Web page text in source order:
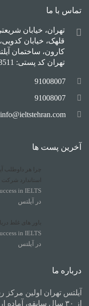
تماس با ما
تهران، خیابان
قلهک، خیابان
کارون، ساختمان
تهران کد پستی: 1913853511
91008007
91008007
info@ieltstehran.com
آخرین پست ها
چرا هر داوطلب
استاندارد شرکت
in IELTS
در آیلتس
باور های غلط
in IELTS
در آیلتس
درباره ما
آیلتس تهران اولین
از ۳۰ سال سابقه،